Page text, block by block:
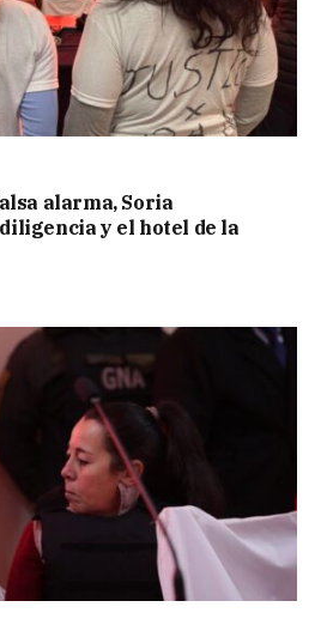
alarma, Soria
y el hotel de la